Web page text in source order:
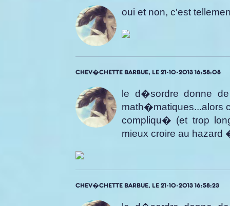
oui et non, c'est
CHEV�CHETTE BARBUE, LE 21-10-2013 16:58:08
le d�sordre donne
math�matiques...alors
compliqu� (et trop
mieux croire au hazard
CHEV�CHETTE BARBUE, LE 21-10-2013 16:58:23